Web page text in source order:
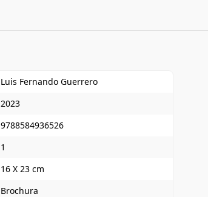
Luis Fernando Guerrero
2023
9788584936526
1
16 X 23 cm
Brochura